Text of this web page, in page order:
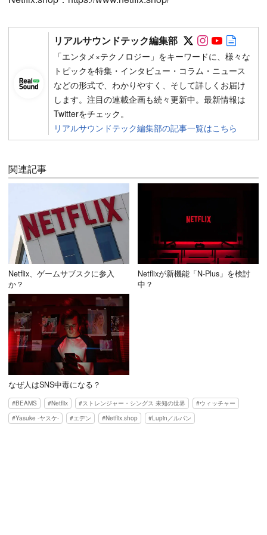
リアルサウンドテック編集部 Follow on
Follow on
Follow
「エンタメ×テクノロジー」をキーワードに、様々な
トピックを特集・インタビュー・コラム・ニュース
などの形式で、わかりやすく、そして詳しくお届け
します。注目の連載企画も続々更新中。最新情報は
Twitterをチェック。
リアルサウンドテック編集部の記事一覧はこちら
関連記事
Netflix、ゲームサブスクに参入
か？
Netflixが新機能「N-Plus」を検討
中？
なぜ人はSNS中毒になる？
BEAMS Netflix ストレンジャー・シングス 未知の世界
ウィッチャー
Yasuke -ヤスケ-
エデン Netflix.shop Lupin／ルパン